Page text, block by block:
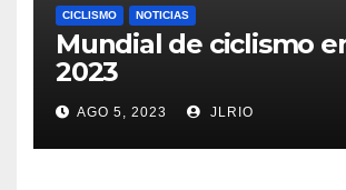
CICLISMO NOTICIAS
Mundial de ciclismo
2023
AGO 5, 2023 JLRIO